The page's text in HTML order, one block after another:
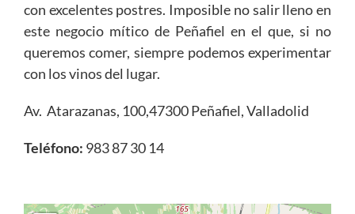
con excelentes postres. Imposible no salir lleno en
este negocio mítico de Peñafiel en el que, si no
queremos comer, siempre podemos experimentar
con los vinos del lugar.
Av. Atarazanas, 100,47300 Peñafiel, Valladolid
Teléfono: 983 87 30 14